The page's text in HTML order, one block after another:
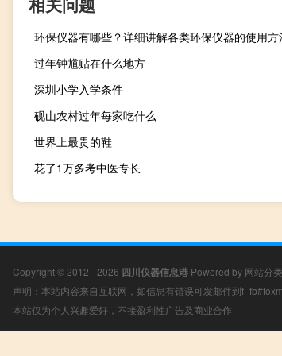
环保仪器有哪些？详细讲解各类环保仪器的使用方
过年钟馗贴在什么地方
深圳小学入学条件
砚山农村过年每家吃什么
世界上最贵的鞋
花了1万多考中医专长
Copyright © 2012 - 2026 四川仪器信息港 Powered by 网站分
声明：本站内容来自互联网，如信息有错误可发邮件到
本站仅为个人兴趣爱好，不接盈利性广告及商业合作